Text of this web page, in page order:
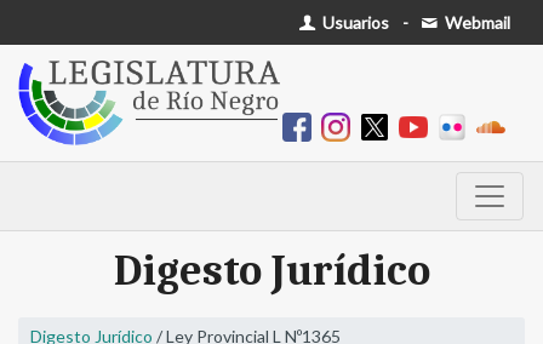
Usuarios - Webmail
Digesto Jurídico
Digesto Jurídico / Ley Provincial L Nº1365